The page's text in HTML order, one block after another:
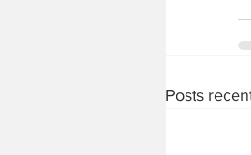
Posts